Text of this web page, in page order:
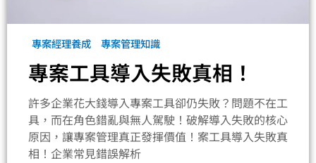
專案經理養成 專案管理知識
專案工具導入失敗真相！
許多企業花大錢導入專案工具卻仍失敗？問題不在工
具，而在角色錯亂與無人駕駛！破解導入失敗的核心
原因，讓專案管理真正發揮價值！案工具導入失敗真
相！企業常見錯誤解析